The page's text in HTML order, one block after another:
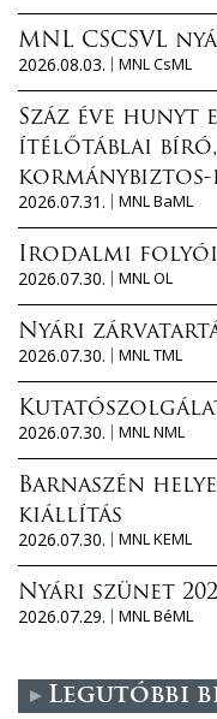
MNL CSCSVL
2026.08.03.
MNL CsML
Száz éve hunyt
ítélőtáblai bíró,
2026.07.31.
MNL BaML
Irodalmi
2026.07.30.
MNL OL
Nyári
2026.07.30.
MNL TML
2026.07.30.
MNL NML
Barnaszén
kiállítás
2026.07.30.
MNL KEML
Nyári szünet
2026.07.29.
MNL BéML
Legutóbbi